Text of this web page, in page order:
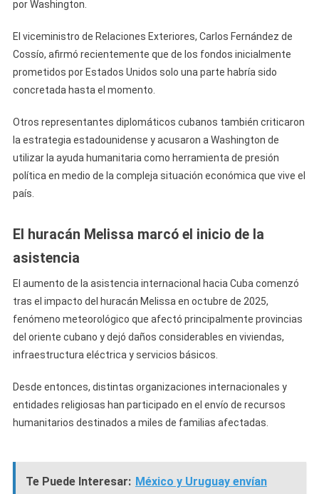
por Washington.
El viceministro de Relaciones Exteriores, Carlos Fernández de
Cossío, afirmó recientemente que de los fondos inicialmente
prometidos por Estados Unidos solo una parte habría sido
concretada hasta el momento.
Otros representantes diplomáticos cubanos también criticaron
la estrategia estadounidense y acusaron a Washington de
utilizar la ayuda humanitaria como herramienta de presión
política en medio de la compleja situación económica que vive el
país.
El huracán Melissa marcó el inicio de la
asistencia
El aumento de la asistencia internacional hacia Cuba comenzó
tras el impacto del huracán Melissa en octubre de 2025,
fenómeno meteorológico que afectó principalmente provincias
del oriente cubano y dejó daños considerables en viviendas,
infraestructura eléctrica y servicios básicos.
Desde entonces, distintas organizaciones internacionales y
entidades religiosas han participado en el envío de recursos
humanitarios destinados a miles de familias afectadas.
Te Puede Interesar: México y Uruguay envían